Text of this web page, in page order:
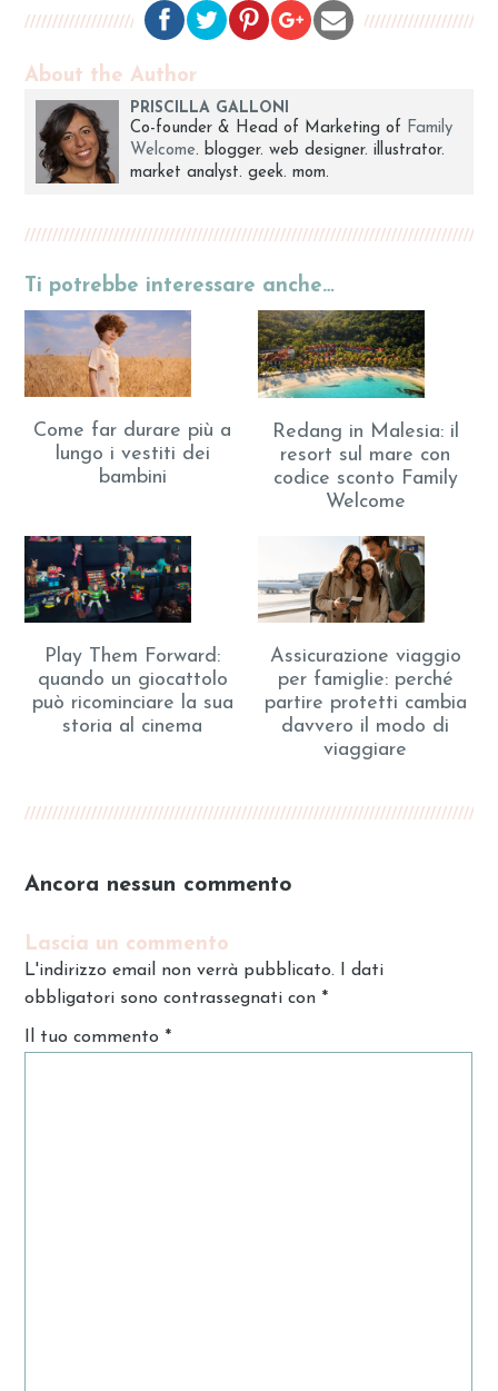
About the Author
PRISCILLA GALLONI
Co-founder & Head of Marketing of Family
Welcome. blogger. web designer. illustrator.
market analyst. geek. mom.
Ti potrebbe interessare anche…
Come far durare più a
lungo i vestiti dei
bambini
Redang in Malesia: il
resort sul mare con
codice sconto Family
Welcome
Play Them Forward:
quando un giocattolo
può ricominciare la sua
storia al cinema
Assicurazione viaggio
per famiglie: perché
partire protetti cambia
davvero il modo di
viaggiare
Ancora nessun commento
Lascia un commento
L'indirizzo email non verrà pubblicato. I dati
obbligatori sono contrassegnati con *
Il tuo commento *